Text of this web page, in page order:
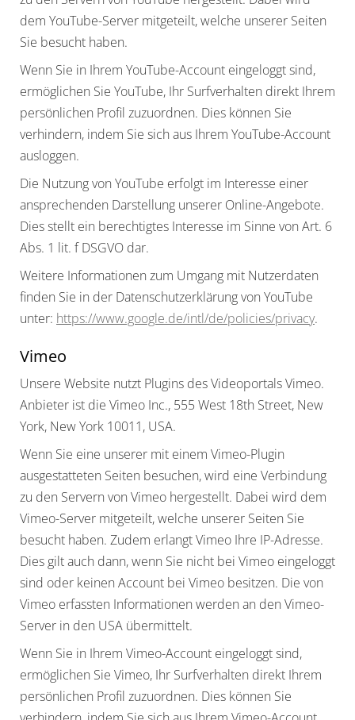
dem YouTube-Server mitgeteilt, welche unserer Seiten
Sie besucht haben.
Wenn Sie in Ihrem YouTube-Account eingeloggt sind,
ermöglichen Sie YouTube, Ihr Surfverhalten direkt Ihrem
persönlichen Profil zuzuordnen. Dies können Sie
verhindern, indem Sie sich aus Ihrem YouTube-Account
ausloggen.
Die Nutzung von YouTube erfolgt im Interesse einer
ansprechenden Darstellung unserer Online-Angebote.
Dies stellt ein berechtigtes Interesse im Sinne von Art. 6
Abs. 1 lit. f DSGVO dar.
Weitere Informationen zum Umgang mit Nutzerdaten
finden Sie in der Datenschutzerklärung von YouTube
unter: https://www.google.de/intl/de/policies/privacy.
Vimeo
Unsere Website nutzt Plugins des Videoportals Vimeo.
Anbieter ist die Vimeo Inc., 555 West 18th Street, New
York, New York 10011, USA.
Wenn Sie eine unserer mit einem Vimeo-Plugin
ausgestatteten Seiten besuchen, wird eine Verbindung
zu den Servern von Vimeo hergestellt. Dabei wird dem
Vimeo-Server mitgeteilt, welche unserer Seiten Sie
besucht haben. Zudem erlangt Vimeo Ihre IP-Adresse.
Dies gilt auch dann, wenn Sie nicht bei Vimeo eingeloggt
sind oder keinen Account bei Vimeo besitzen. Die von
Vimeo erfassten Informationen werden an den Vimeo-
Server in den USA übermittelt.
Wenn Sie in Ihrem Vimeo-Account eingeloggt sind,
ermöglichen Sie Vimeo, Ihr Surfverhalten direkt Ihrem
persönlichen Profil zuzuordnen. Dies können Sie